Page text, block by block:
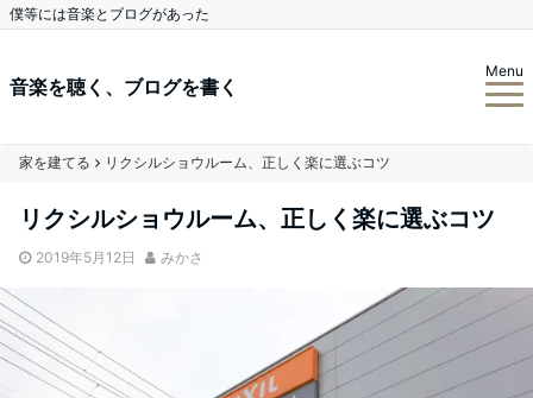
僕等には音楽とブログがあった
音楽を聴く、ブログを書く
Menu
家を建てる リクシルショウルーム、正しく楽に選ぶコツ
リクシルショウルーム、正しく楽に選ぶコツ
2019年5月12日 みかさ